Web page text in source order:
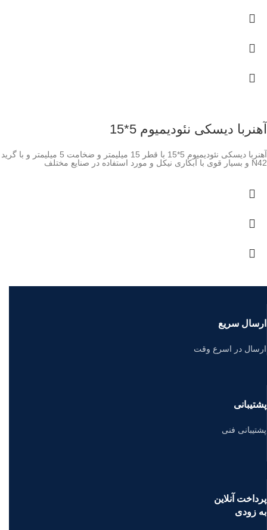
آهنربا دیسکی نئودیمیوم 5*15
آهنربا دیسکی نئودیمیوم 5*15 با قطر 15 میلیمتر و ضخامت 5 میلیمتر و با گرید
N42 و بسیار قوی با آبکاری نیکل و مورد استفاده در صنایع مختلف
ارسال سریع
ارسال در اسرع وقت
پشتیبانی
پشتیبانی فنی
پرداخت آنلاین
به زودی